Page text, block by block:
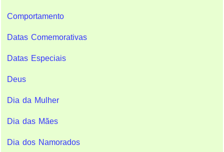
Comportamento
Datas Comemorativas
Datas Especiais
Deus
Dia da Mulher
Dia das Mães
Dia dos Namorados